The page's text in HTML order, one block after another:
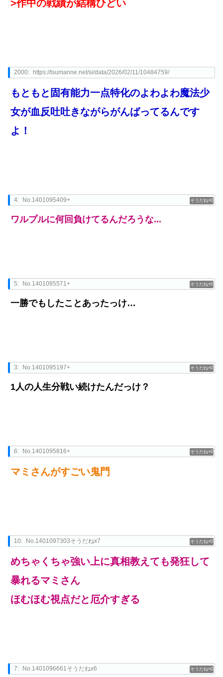
>作中の戦績が結構ひどい
2000: https://tsumanne.net/si/data/2026/02/11/10484759/
もともと固有能力一点特化のよわよわ魔法少
女が血反吐吐きながらがんばってるんです
よ！
0
4: No.1401095409+
ワルプルに何回負けてるんだろうな...
0
5: No.1401095571+
一勝でもしたことあったっけ…
0
3: No.1401095197+
1人の人生分戦い続けたんだっけ？
0
6: No.1401095816+
マミさんがすごい鬼門
0
10: No.1401097303そうだねx7
めちゃくちゃ強い上に真相教えても発狂して
暴れるマミさん
ほむほむ視点だと厄介すぎる
0
7: No.1401096661そうだねx6